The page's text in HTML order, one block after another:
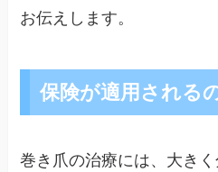
お伝えします。
保険が適用される
巻き爪の治療には、大き